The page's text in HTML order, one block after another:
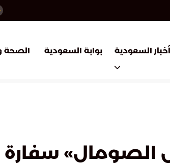
أخبار السعودية بوابة السعودية الصحة
الصومال»